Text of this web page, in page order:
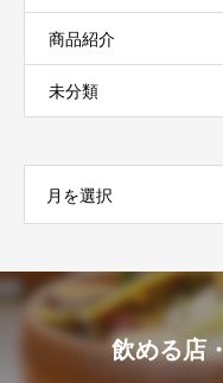
商品紹介
未分類
月を選択
飲める店